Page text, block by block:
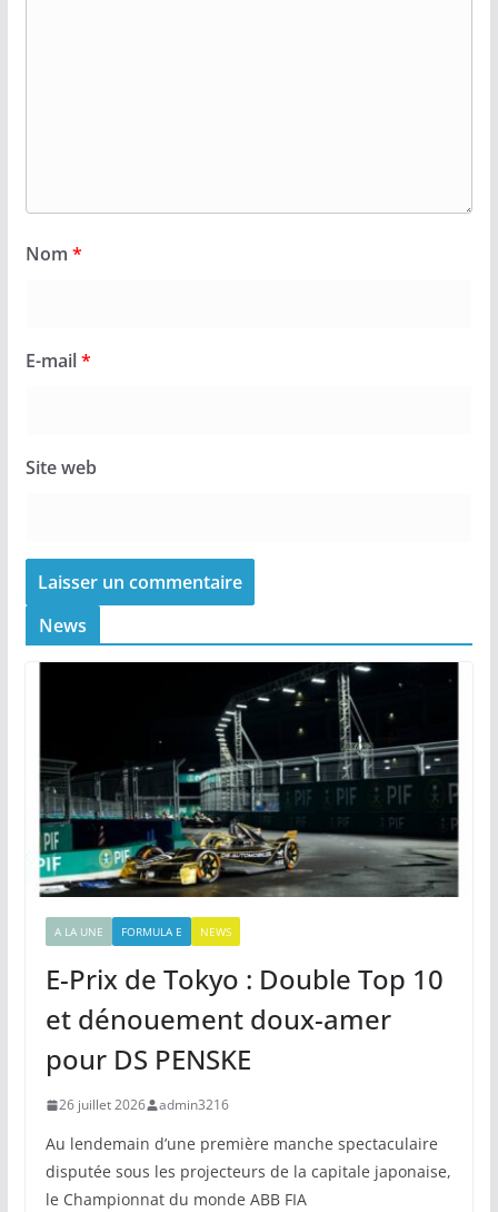
Nom *
E-mail*
Site web
News
A LA UNE FORMULA E NEWS
E-Prix de Tokyo : Double Top 10
et dénouement doux-amer
pour DS PENSKE
26 juillet 2026 admin3216
Au lendemain d’une première manche spectaculaire
disputée sous les projecteurs de la capitale japonaise,
le Championnat du monde ABB FIA